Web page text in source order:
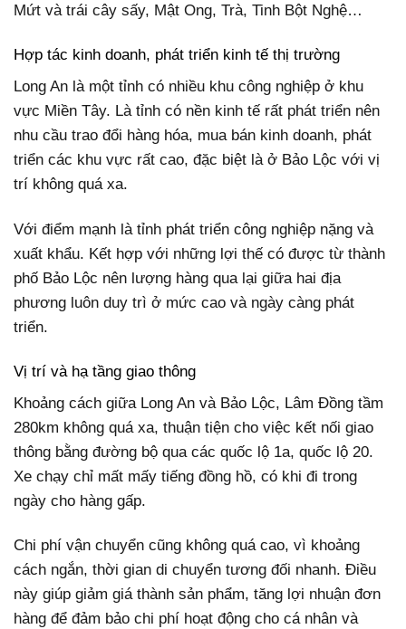
Mứt và trái cây sấy, Mật Ong, Trà, Tinh Bột Nghệ…
Hợp tác kinh doanh, phát triển kinh tế thị trường
Long An là một tỉnh có nhiều khu công nghiệp ở khu
vực Miền Tây. Là tỉnh có nền kinh tế rất phát triển nên
nhu cầu trao đổi hàng hóa, mua bán kinh doanh, phát
triển các khu vực rất cao, đặc biệt là ở Bảo Lộc với vị
trí không quá xa.
Với điểm mạnh là tỉnh phát triển công nghiệp nặng và
xuất khẩu. Kết hợp với những lợi thế có được từ thành
phố Bảo Lộc nên lượng hàng qua lại giữa hai địa
phương luôn duy trì ở mức cao và ngày càng phát
triển.
Vị trí và hạ tầng giao thông
Khoảng cách giữa Long An và Bảo Lộc, Lâm Đồng tầm
280km không quá xa, thuận tiện cho việc kết nối giao
thông bằng đường bộ qua các quốc lộ 1a, quốc lộ 20.
Xe chạy chỉ mất mấy tiếng đồng hồ, có khi đi trong
ngày cho hàng gấp.
Chi phí vận chuyển cũng không quá cao, vì khoảng
cách ngắn, thời gian di chuyển tương đối nhanh. Điều
này giúp giảm giá thành sản phẩm, tăng lợi nhuận đơn
hàng để đảm bảo chi phí hoạt động cho cá nhân và